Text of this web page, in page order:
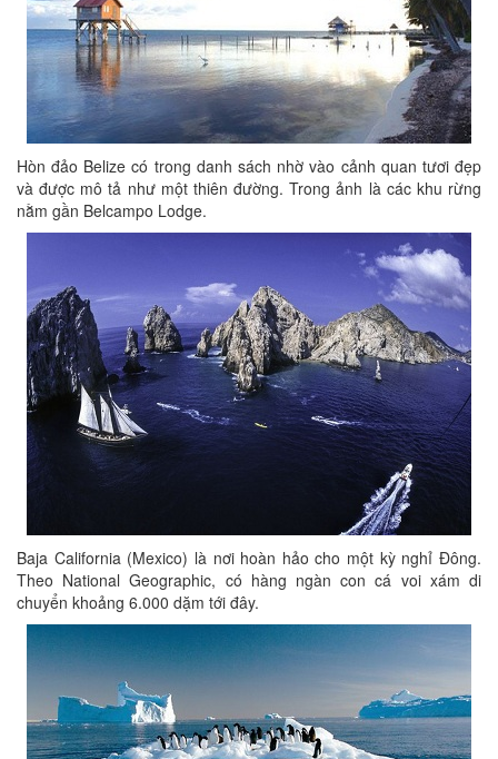
Hòn đảo Belize có trong danh sách nhờ vào cảnh quan tươi đẹp
và được mô tả như một thiên đường. Trong ảnh là các khu rừng
nằm gần Belcampo Lodge.
Baja California (Mexico) là nơi hoàn hảo cho một kỳ nghỉ Đông.
Theo National Geographic, có hàng ngàn con cá voi xám di
chuyển khoảng 6.000 dặm tới đây.